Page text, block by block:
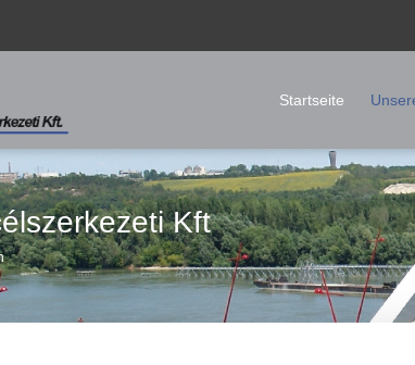
Startseite
Kft